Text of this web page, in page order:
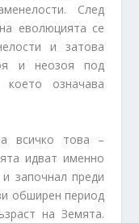
След
еволюцията се
и затова
и неозоя под
означава
всичко това –
идват именно
започнал преди
обширен период
на Земята.